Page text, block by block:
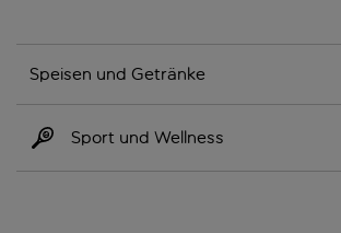
Speisen und Getränke
Sport und Wellness